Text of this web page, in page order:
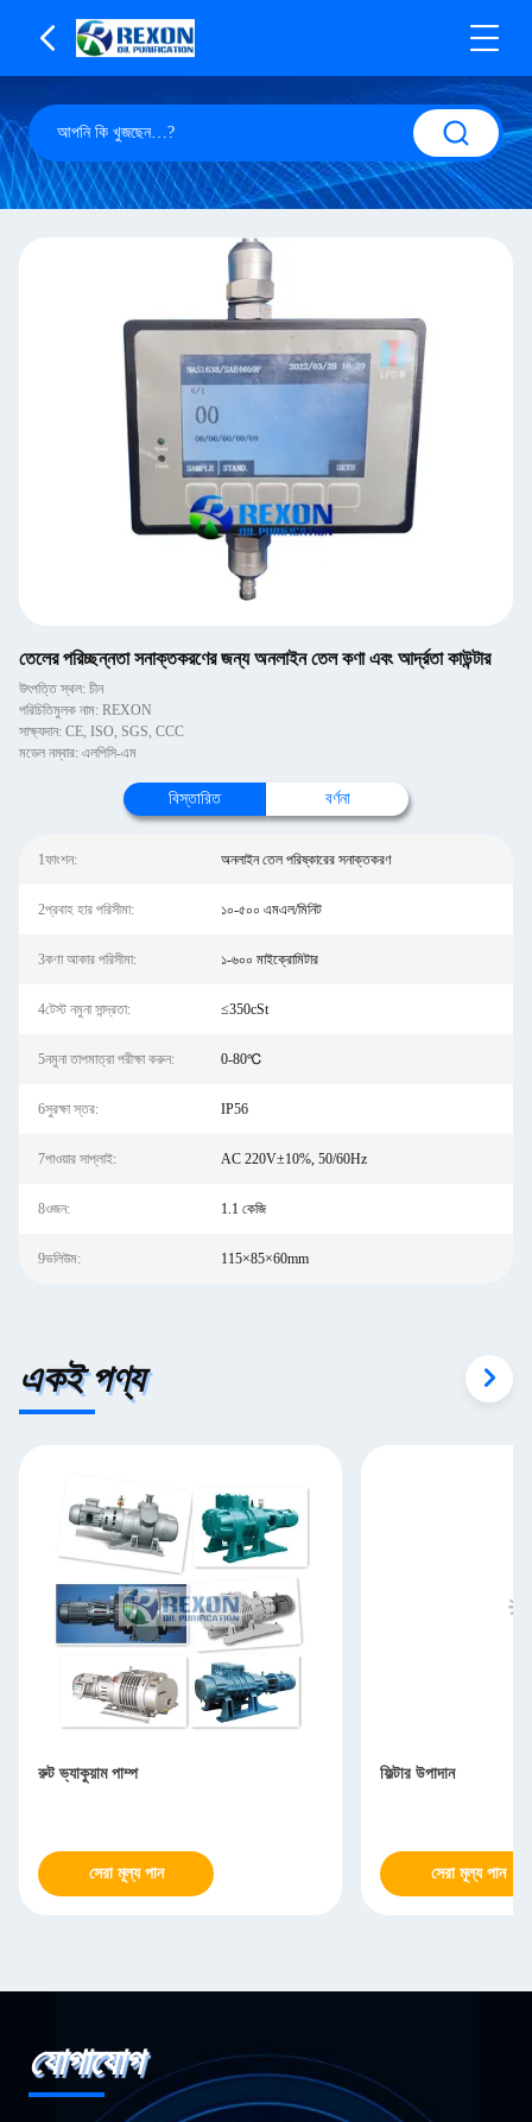
তেলের পরিচ্ছন্নতা সনাক্তকরণের জন্য অনলাইন তেল কণা এবং আর্দ্রতা কাউন্টার
উৎপত্তি স্থল: চীন
পরিচিতিমুলক নাম: REXON
সাক্ষ্যদান: CE, ISO, SGS, CCC
মডেল নম্বার: এলপিসি-এম
বিস্তারিত বর্ণনা
1ফাংশন: অনলাইন তেল পরিষ্কারের সনাক্তকরণ
2প্রবাহ হার পরিসীমা: ১০-৫০০ এমএল/মিনিট
3কণা আকার পরিসীমা: ১-৬০০ মাইক্রোমিটার
4টেস্ট নমুনা সান্দ্রতা: ≤350cSt
5নমুনা তাপমাত্রা পরীক্ষা করুন: 0-80℃
6সুরক্ষা স্তর: IP56
7পাওয়ার সাপ্লাই: AC 220V±10%, 50/60Hz
8ওজন: 1.1 কেজি
9ভলিউম: 115×85×60mm
একই পণ্য
রুট ভ্যাকুয়াম পাম্প
সেরা মূল্য পান
ফিল্টার উপাদান
সেরা মূল্য পান
যোগাযোগ